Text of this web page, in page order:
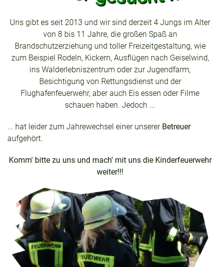
Uns gibt es seit 2013 und wir sind derzeit 4 Jungs im Alter
von 8 bis 11 Jahre, die großen Spaß an
Brandschutzerziehung und toller Freizeitgestaltung, wie
zum Beispiel Rodeln, Kickern, Ausflügen nach Geiselwind,
ins Walderlebniszentrum oder zur Jugendfarm,
Besichtigung von Rettungsdienst und der
Flughafenfeuerwehr, aber auch Eis essen oder Filme
schauen haben. Jedoch ...
... hat leider zum Jahrewechsel einer unserer Betreuer
aufgehört.
Komm' bitte zu uns und mach' mit uns die Kinderfeuerwehr
weiter!!!